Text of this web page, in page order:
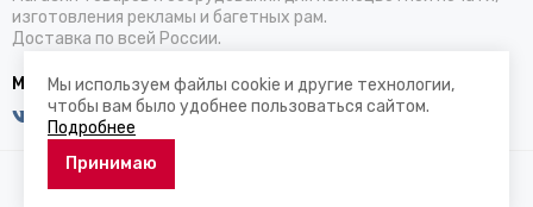
изготовления рекламы и багетных рам.
Доставка по всей России.
Мы в социальных сетях
Мы используем файлы cookie и другие технологии,
чтобы вам было удобнее пользоваться сайтом.
Подробнее
Принимаю